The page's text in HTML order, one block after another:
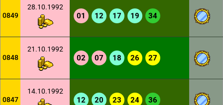
0849
28.10.1992
01 12 17 19 34
0848
21.10.1992
02 07 18 26 27
0847
14.10.1992
12 20 23 24 36